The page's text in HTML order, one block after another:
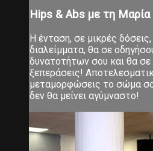
Hips & Abs με τη
Η ένταση, σε μικρές
διαλείμματα, θα σε
δυνατοτήτων σου και θα σε
ξεπεράσεις!
μεταμορφώσεις το σώμα
δεν θα μείνει αγύμναστο!